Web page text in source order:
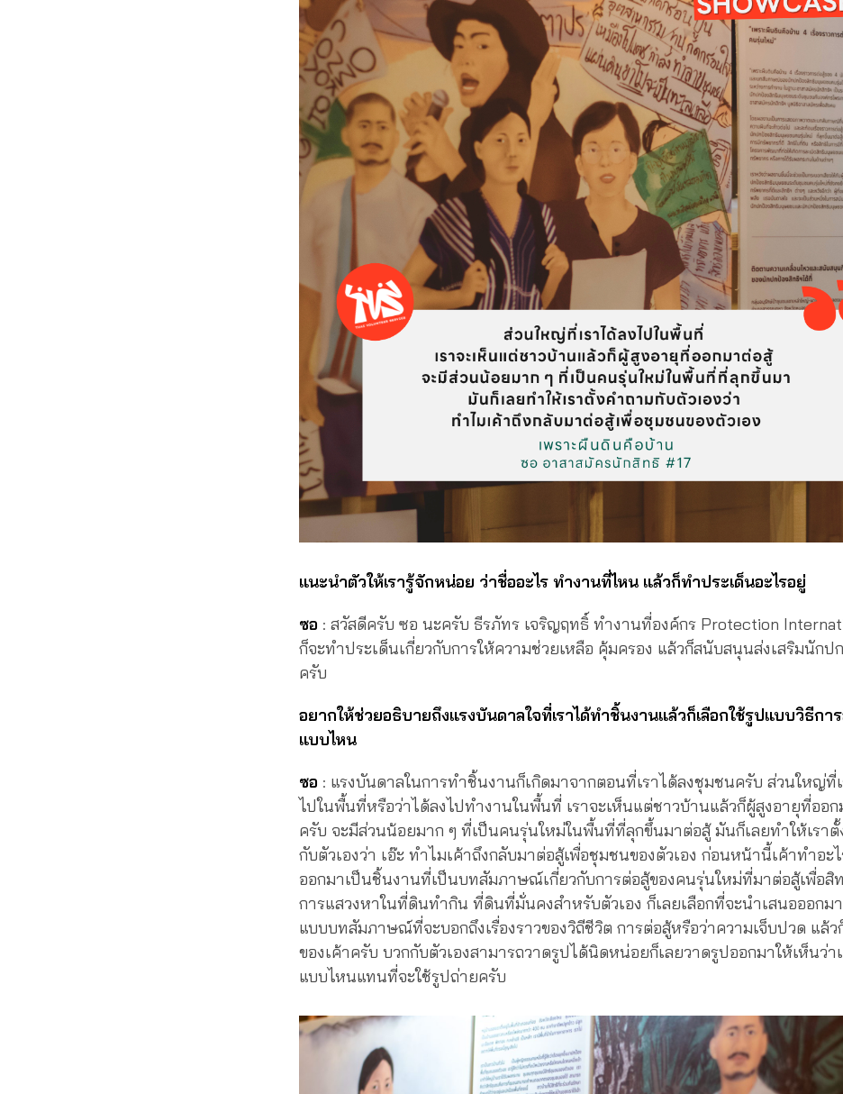
แนะนำตัวให้เรารู้จักหน่อย ว่าชื่ออะไร ทำงานที่ไหน แล้วก็ทำประเด็นอะไรอยู่
ซอ : สวัสดีครับ ซอ นะครับ ธีรภัทร เจริญฤทธิ์ ทำงานที่องค์กร Protection
ก็จะทำประเด็นเกี่ยวกับการให้ความช่วยเหลือ คุ้มครอง แล้วก็สนับสนุนส่งเสริมนักป
ครับ
อยากให้ช่วยอธิบายถึงแรงบันดาลใจที่เราได้ทำชิ้นงานแล้วก็เลือกใช้รูปแบบวิธีกา
แบบไหน
ซอ : แรงบันดาลในการทำชิ้นงานก็เกิดมาจากตอนที่เราได้ลงชุมชนครับ ส่วนใหญ่ที่เ
ไปในพื้นที่หรือว่าได้ลงไปทำงานในพื้นที่ เราจะเห็นแต่ชาวบ้านแล้วก็ผู้สูงอายุที่ออ
ครับ จะมีส่วนน้อยมาก ๆ ที่เป็นคนรุ่นใหม่ในพื้นที่ที่ลุกขึ้นมาต่อสู้ มันก็เลยทำให้เราตั้
กับตัวเองว่า เอ๊ะ ทำไมเค้าถึงกลับมาต่อสู้เพื่อชุมชนของตัวเอง ก่อนหน้านี้เค้าทำอะ
ออกมาเป็นชิ้นงานที่เป็นบทสัมภาษณ์เกี่ยวกับการต่อสู้ของคนรุ่นใหม่ที่มาต่อสู้เพื่อสิ
การแสวงหาในที่ดินทำกิน ที่ดินที่มั่นคงสำหรับตัวเอง ก็เลยเลือกที่จะนำเสนอออกม
แบบบทสัมภาษณ์ที่จะบอกถึงเรื่องราวของวิถีชีวิต การต่อสู้หรือว่าความเจ็บปวด แล้ว
ของเค้าครับ บวกกับตัวเองสามารถวาดรูปได้นิดหน่อยก็เลยวาดรูปออกมาให้เห็นว่า
แบบไหนแทนที่จะใช้รูปถ่ายครับ